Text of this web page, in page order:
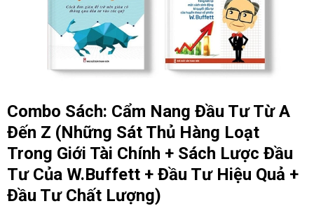
Combo Sách: Cẩm Nang Đầu Tư Từ A
Đến Z (Những Sát Thủ Hàng Loạt
Trong Giới Tài Chính + Sách Lược Đầu
Tư Của W.Buffett + Đầu Tư Hiệu Quả +
Đầu Tư Chất Lượng)